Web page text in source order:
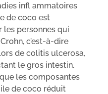
infl ammatoires
de coco est
personnes qui
c’est-à-dire
de colitis ulcerosa,
le gros intestin.
les composantes
de coco réduit